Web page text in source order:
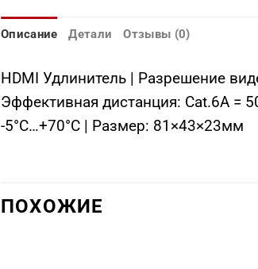
Описание Детали Отзывы (0)
HDMI Удлинитель | Разрешение
Эффективная дистанция: Cat.6A =
-5°C…+70°C | Размер: 81×43×23мм
ПОХОЖИЕ